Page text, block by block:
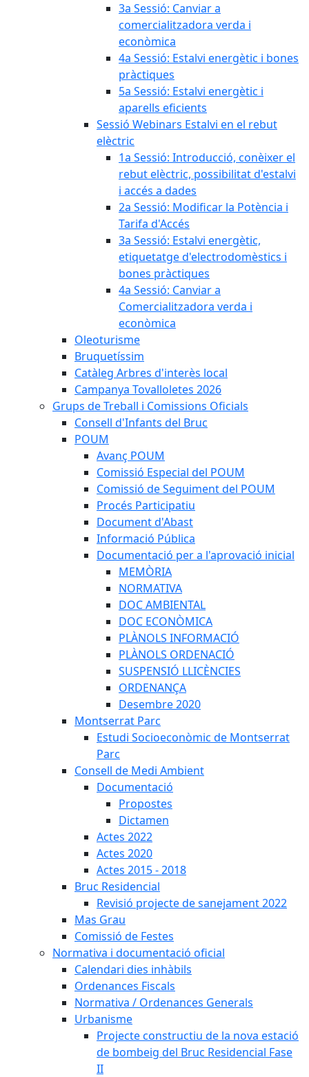
3a Sessió: Canviar a
comercialitzadora verda i
econòmica
4a Sessió: Estalvi energètic i bones
pràctiques
5a Sessió: Estalvi energètic i
aparells eficients
Sessió Webinars Estalvi en el rebut
elèctric
1a Sessió: Introducció, conèixer el
rebut elèctric, possibilitat d'estalvi
i accés a dades
2a Sessió: Modificar la Potència i
Tarifa d'Accés
3a Sessió: Estalvi energètic,
etiquetatge d'electrodomèstics i
bones pràctiques
4a Sessió: Canviar a
Comercialitzadora verda i
econòmica
Oleoturisme
Bruquetíssim
Catàleg Arbres d'interès local
Campanya Tovalloletes 2026
Grups de Treball i Comissions Oficials
Consell d'Infants del Bruc
POUM
Avanç POUM
Comissió Especial del POUM
Comissió de Seguiment del POUM
Procés Participatiu
Document d'Abast
Informació Pública
Documentació per a l'aprovació inicial
MEMÒRIA
NORMATIVA
DOC AMBIENTAL
DOC ECONÒMICA
PLÀNOLS INFORMACIÓ
PLÀNOLS ORDENACIÓ
SUSPENSIÓ LLICÈNCIES
ORDENANÇA
Desembre 2020
Montserrat Parc
Estudi Socioeconòmic de Montserrat
Parc
Consell de Medi Ambient
Documentació
Propostes
Dictamen
Actes 2022
Actes 2020
Actes 2015 - 2018
Bruc Residencial
Revisió projecte de sanejament 2022
Mas Grau
Comissió de Festes
Normativa i documentació oficial
Calendari dies inhàbils
Ordenances Fiscals
Normativa / Ordenances Generals
Urbanisme
Projecte constructiu de la nova estació
de bombeig del Bruc Residencial Fase
II